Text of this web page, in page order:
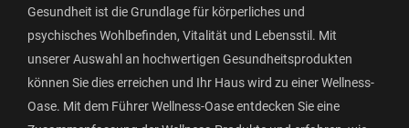
Gesundheit ist die Grundlage für körperliches und
psychisches Wohlbefinden, Vitalität und Lebensstil. Mit
unserer Auswahl an hochwertigen Gesundheitsprodukten
können Sie dies erreichen und Ihr Haus wird zu einer Wellness-
Oase. Mit dem Führer Wellness-Oase entdecken Sie eine